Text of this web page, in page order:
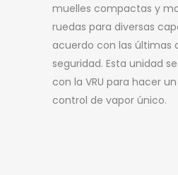
muelles compactas y
ruedas para diversas
acuerdo con las últimas
seguridad. Esta unidad
con la VRU para hacer
control de vapor único.